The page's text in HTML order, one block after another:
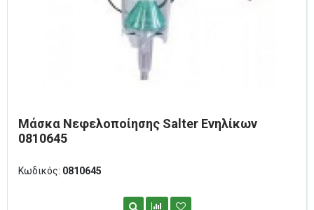
Μάσκα Νεφελοποίησης Salter Ενηλίκων
0810645
Κωδικός: 0810645